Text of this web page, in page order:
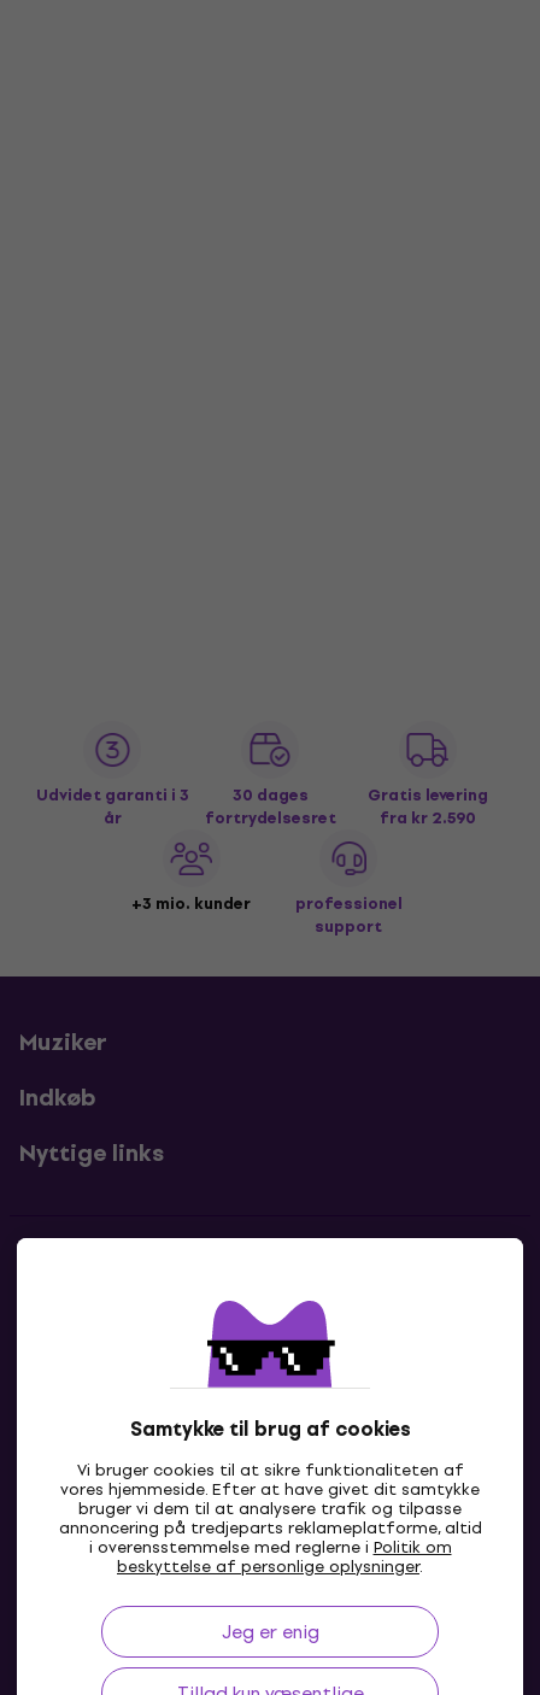
Samtykke til brug af cookies
Vi bruger cookies til at sikre funktionaliteten af
vores hjemmeside. Efter at have givet dit samtykke
bruger vi dem til at analysere trafik og tilpasse
annoncering på tredjeparts reklameplatforme, altid
i overensstemmelse med reglerne i Politik om
beskyttelse af personlige oplysninger.
Jeg er enig
Udvidet garanti i 3
år
30 dages
fortrydelsesret
Gratis levering
fra kr 2.590
+3 mio. kunder
professionel
support
Muziker
Indkøb
Nyttige links
Kontakt os
DK